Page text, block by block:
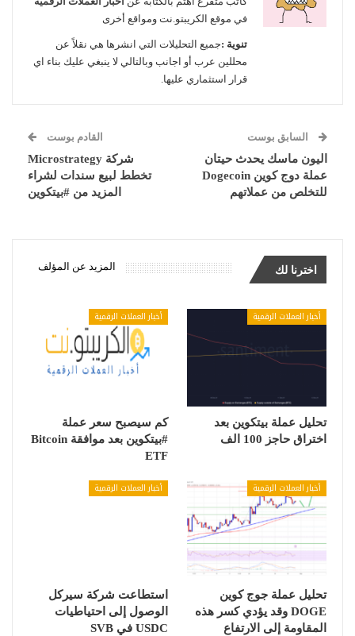
في موقع الكريبتو.نت ومواقع أخرى
تنوية :جميع التحليلات التي انشرها هي نقلاً عن
محللين عرب أو اجانب وبالتالي لا ينبغي عليك بناء اي
قرار استثماري عليها.
السابق بوست
اليون ماسك يحدث حيتان
عملة دوج كوين Dogecoin
للتخلص من عملاتهم
القادم بوست
شركة Microstrategy
تخطط لبيع سندات لشراء
المزيد من #بيتكوين
اخترنا لك المزيد عن المؤلف
أخبار العملات الرقمية
تحليل عملة بيتكوين بعد
اختراق حاجز 100 الف
أخبار العملات الرقمية
كم سيصبح سعر عملة
#بيتكوين بعد موافقة Bitcoin
ETF
أخبار العملات الرقمية
تحليل عملة جوج كوين
DOGE وقد يؤدي كسر هذه
المقاومة إلى الارتفاع
أخبار العملات الرقمية
استطاعت شركة سيركل
الوصول إلى احتياطيات
USDC في SVB